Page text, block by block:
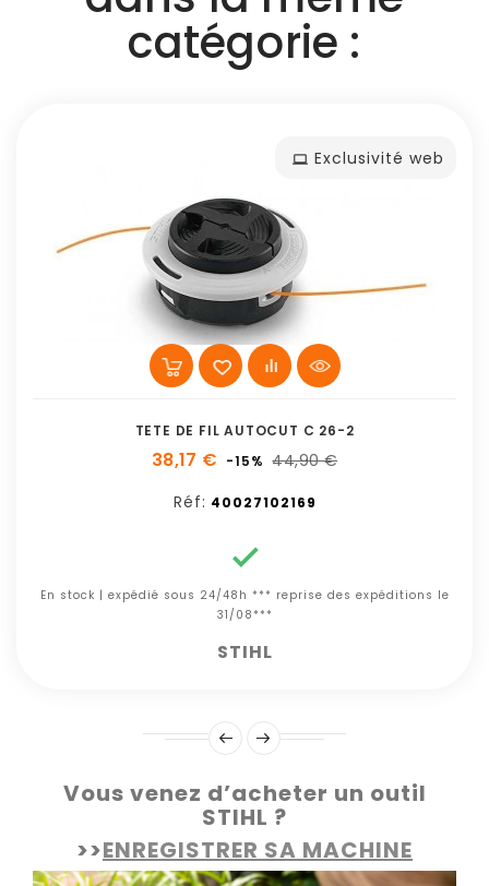
catégorie :
Exclusivité web
TETE DE FIL AUTOCUT C 26-2
38,17 € -15% 44,90 €
Réf: 40027102169

En stock | expédié sous 24/48h *** reprise des expéditions le
31/08***
STIHL
Vous venez d’acheter un outil
STIHL ?
>>ENREGISTRER SA MACHINE